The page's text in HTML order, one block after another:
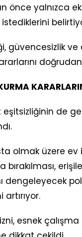
önce yalnızca
güvencesizlik
eşitsizliğinin de
olmak üzere
bırakılması,
dengeleyecek
esnek